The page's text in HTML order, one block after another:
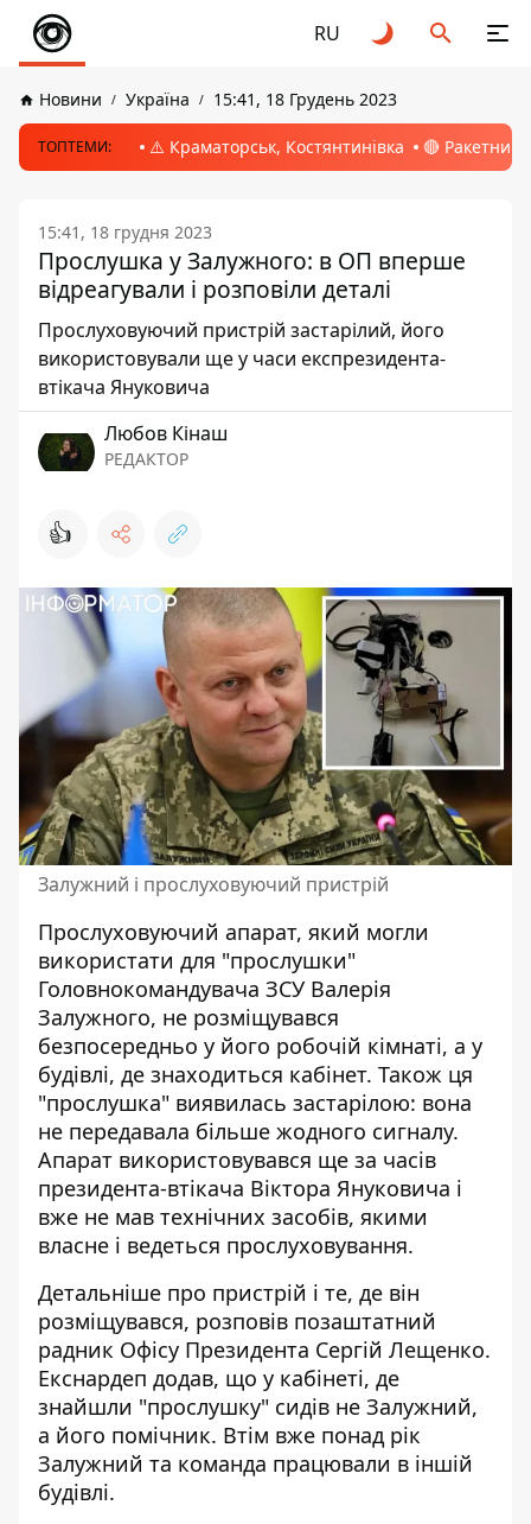
RU
Новини Україна 15:41, 18 Грудень 2023
ТОПТЕМИ: ⚠️ Краматорськ, Костянтинівка 🔴 Ракетний
15:41, 18 грудня 2023
Прослушка у Залужного: в ОП вперше
відреагували і розповіли деталі
Прослуховуючий пристрій застарілий, його
використовували ще у часи експрезидента-
втікача Януковича
Любов Кінаш
РЕДАКТОР
👍
Залужний і прослуховуючий пристрій
Прослуховуючий апарат, який могли
використати для "прослушки"
Головнокомандувача ЗСУ Валерія
Залужного, не розміщувався
безпосередньо у його робочій кімнаті, а у
будівлі, де знаходиться кабінет. Також ця
"прослушка" виявилась застарілою: вона
не передавала більше жодного сигналу.
Апарат використовувався ще за часів
президента-втікача Віктора Януковича і
вже не мав технічних засобів, якими
власне і ведеться прослуховування.
Детальніше про пристрій і те, де він
розміщувався, розповів позаштатний
радник Офісу Президента Сергій Лещенко.
Екснардеп додав, що у кабінеті, де
знайшли "прослушку" сидів не Залужний,
а його помічник. Втім вже понад рік
Залужний та команда працювали в іншій
будівлі.